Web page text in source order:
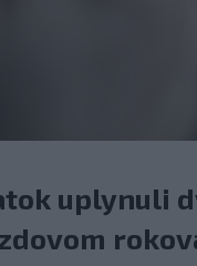
uplynuli